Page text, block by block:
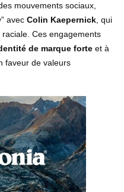
mouvements sociaux,
avec Colin Kaepernick, qui
Ces engagements
de marque forte et à
faveur de valeurs